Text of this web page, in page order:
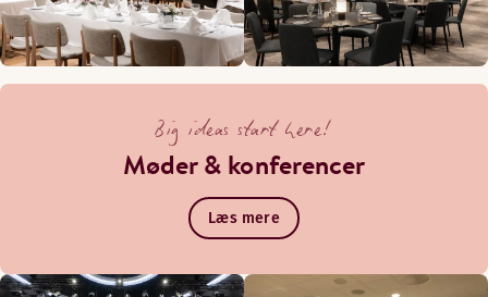
Big ideas start here!
Møder & konferencer
Læs mere